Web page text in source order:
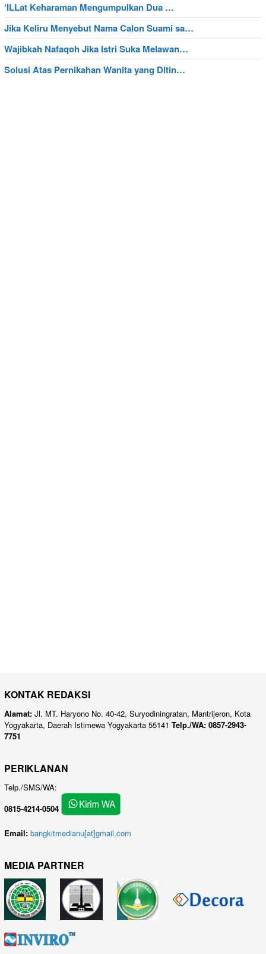
‘ILLat Keharaman Mengumpulkan Dua …
Jika Keliru Menyebut Nama Calon Suami sa…
Wajibkah Nafaqoh Jika Istri Suka Melawan…
Solusi Atas Pernikahan Wanita yang Ditin…
KONTAK REDAKSI
Alamat: Jl. MT. Haryono No. 40-42, Suryodiningratan, Mantrijeron, Kota
Yogyakarta, Daerah Istimewa Yogyakarta 55141 Telp./WA: 0857-2943-
7751
PERIKLANAN
Telp./SMS/WA:
0815-4214-0504
Email: bangkitmedianu[at]gmail.com
MEDIA PARTNER